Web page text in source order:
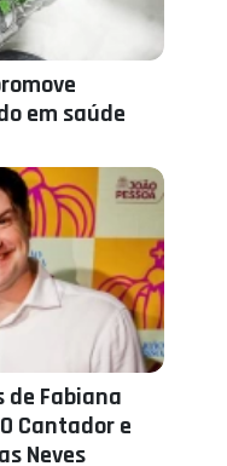
em saúde
de Fabiana
Cantador e
Neves